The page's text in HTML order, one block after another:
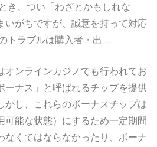
き、つい「わざとかもしれな
いがちですが、誠意を持って対応
トラブルは購入者・出 …
オンラインカジノでも行われてお
ーナス」と呼ばれるチップを提供
かし、これらのボーナスチップは
可能な状態）にするため一定期間
なくてはならなかったり、ボーナ